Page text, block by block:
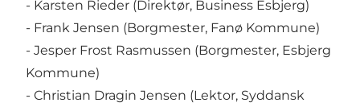
- Karsten Rieder (Direktør, Business Esbjerg)
- Frank Jensen (Borgmester, Fanø Kommune)
- Jesper Frost Rasmussen (Borgmester, Esbjerg
Kommune)
- Christian Dragin Jensen (Lektor, Syddansk